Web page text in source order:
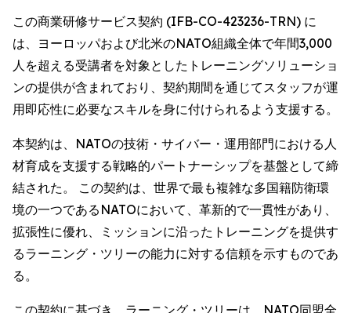
この商業研修サービス契約 (IFB-CO-423236-TRN) に
は、ヨーロッパおよび北米のNATO組織全体で年間3,000
人を超える受講者を対象としたトレーニングソリューショ
ンの提供が含まれており、契約期間を通じてスタッフが運
用即応性に必要なスキルを身に付けられるよう支援する。
本契約は、NATOの技術・サイバー・運用部門における人
材育成を支援する戦略的パートナーシップを基盤として締
結された。 この契約は、世界で最も複雑な多国籍防衛環
境の一つであるNATOにおいて、革新的で一貫性があり、
拡張性に優れ、ミッションに沿ったトレーニングを提供す
るラーニング・ツリーの能力に対する信頼を示すものであ
る。
この契約に基づき、ラーニング・ツリーは、NATO同盟全